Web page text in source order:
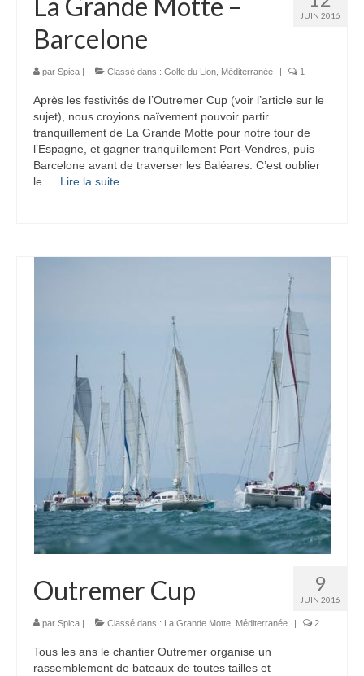
JUIN 2016
Barcelone
par Spica | Classé dans : Golfe du Lion Méditerranée | 1
Après les festivités de l’Outremer Cup (voir l’article sur le
sujet), nous croyions naïvement pouvoir partir
tranquillement de La Grande Motte pour notre tour de
l’Espagne, et gagner tranquillement Port-Vendres, puis
Barcelone avant de traverser les Baléares. C’est oublier
le … Lire la suite­­
9
JUIN 2016
Outremer Cup
par Spica | Classé dans : La Grande Motte Méditerranée | 2
Tous les ans le chantier Outremer organise un
rassemblement de bateaux de toutes tailles et